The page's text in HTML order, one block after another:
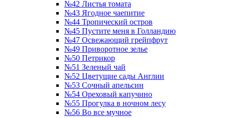
№42 Листья томата
№43 Ягодное чаепитие
№44 Тропический остров
№45 Пустите меня в Голландию
№47 Освежающий грейпфрут
№49 Приворотное зелье
№50 Петрикор
№51 Зеленый чай
№52 Цветущие сады Англии
№53 Сочный апельсин
№54 Ореховый капучино
№55 Прогулка в ночном лесу
№56 Во все мучное